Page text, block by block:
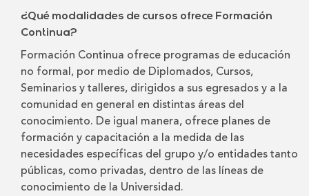
¿Qué modalidades de cursos ofrece Formación
Continua?
Formación Continua ofrece programas de educación
no formal, por medio de Diplomados, Cursos,
Seminarios y talleres, dirigidos a sus egresados y a la
comunidad en general en distintas áreas del
conocimiento. De igual manera, ofrece planes de
formación y capacitación a la medida de las
necesidades específicas del grupo y/o entidades tanto
públicas, como privadas, dentro de las líneas de
conocimiento de la Universidad.